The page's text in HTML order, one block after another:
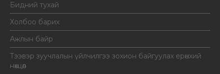
Бидний тухай
Холбоо барих
Ажлын байр
Тээвэр зуучлалын үйлчилгээ зохион байгуулах ерөнхий
нөхцөл